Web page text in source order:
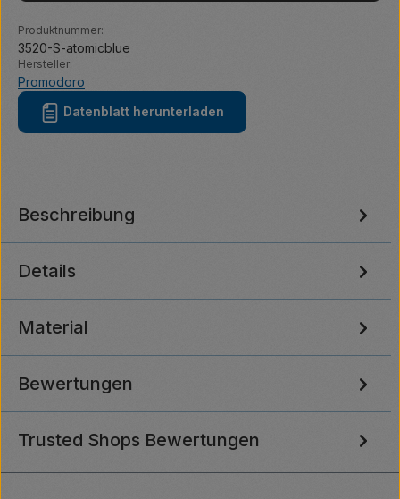
Produktnummer:
3520-S-atomicblue
Hersteller:
Promodoro
Datenblatt herunterladen
Beschreibung
Details
Material
Bewertungen
Trusted Shops Bewertungen